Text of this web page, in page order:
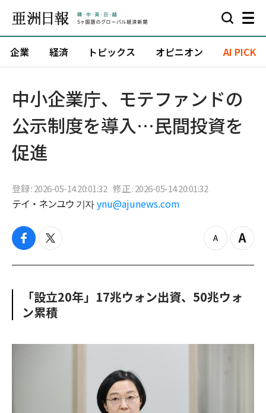
企業 経済 トピックス オピニオン AI PICK
中小企業庁、モテファンドの
公示制度を導入…民間投資を
促進
登録 : 2026-05-14 20:01:32 修正 : 2026-05-14 20:01:32
テイ・ネンユウ 기자 ynu@ajunews.com
f
c
o
t
i
e
r
z
o
u
Z
o
「設立20年」17兆ウォン出資、50兆ウォ
ン累積